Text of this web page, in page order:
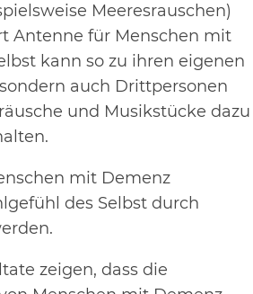
Meeresrauschen)
Antenne für Menschen mit
kann so zu ihren eigenen
auch Drittpersonen
und Musikstücke dazu
mit Demenz
des Selbst durch
zeigen, dass die